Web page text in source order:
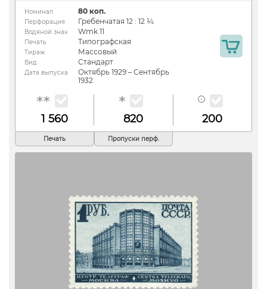
Номинал 80 коп.
Перфорация Гребенчатая 12 : 12 ¼
Водяной знак Wmk 11
Печать Типографская
Тираж Массовый
Вид Стандарт
Дата выпуска
Октябрь 1929 – Сентябрь
1932
1 560 820 200
Печать Пропуски перф.